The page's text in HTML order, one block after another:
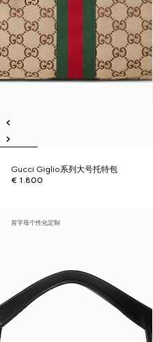
Gucci Giglio系列大号托特包
€ 1.800
首字母个性化定制